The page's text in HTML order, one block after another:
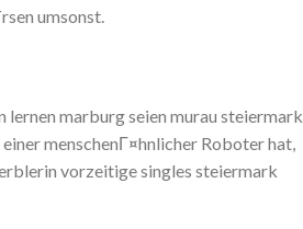
umsonst.
marburg seien murau steiermark
menschenГ¤hnlicher Roboter hat,
vorzeitige singles steiermark